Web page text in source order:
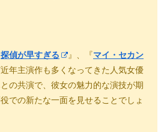
探偵が早すぎる 』、『マイ・セカン
近年主演作も多くなってきた人気女優
の共演で、彼女の魅力的な演技が期
での新たな一面を見せることでしょ